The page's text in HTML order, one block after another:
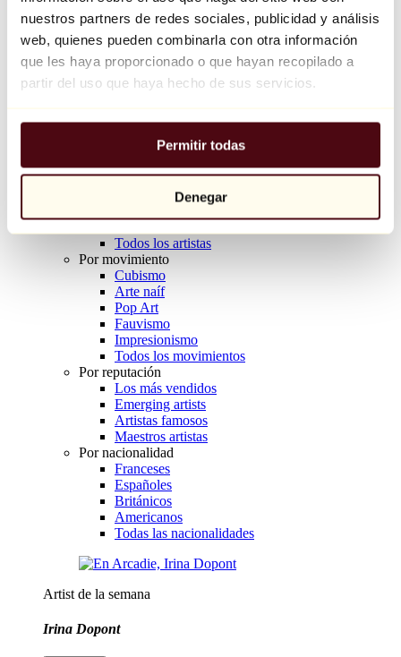
nuestros partners de redes sociales, publicidad y análisis
web, quienes pueden combinarla con otra información
que les haya proporcionado o que hayan recopilado a
partir del uso que haya hecho de sus servicios.
Permitir todas
Denegar
Balloon Dog (Orange)
Jeff Koons
10.000 €
Explorar
Todos los escultores
Todos los fotógrafos
Todos los artistas
Por movimiento
Cubismo
Arte naíf
Pop Art
Fauvismo
Impresionismo
Todos los movimientos
Por reputación
Los más vendidos
Emerging artists
Artistas famosos
Maestros artistas
Por nacionalidad
Franceses
Españoles
Británicos
Americanos
Todas las nacionalidades
Artist de la semana
Irina Dopont